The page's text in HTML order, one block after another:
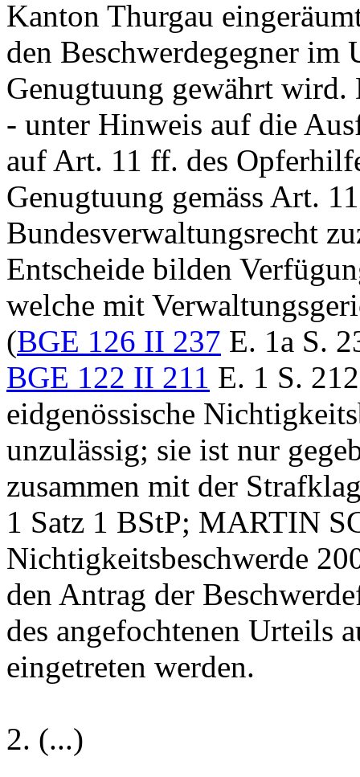
Kanton Thurgau
den Beschwerdegegner im
Genugtuung gewährt wird.
- unter Hinweis auf die
auf Art. 11 ff. des
Genugtuung gemäss Art.
Bundesverwaltungsrecht
Entscheide bilden
welche mit
(BGE 126 II 237 E. 1a S.
BGE 122 II 211 E. 1 S.
eidgenössische
unzulässig; sie ist nur
zusammen mit der
1 Satz 1 BStP; MARTIN
Nichtigkeitsbeschwerde
den Antrag der
des angefochtenen Urteils
eingetreten werden.
2. (...)